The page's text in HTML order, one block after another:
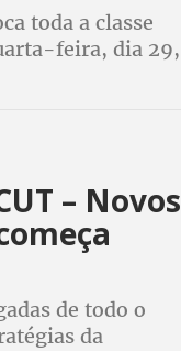
toda a classe
feira, dia 29,
– Novos
de todo o
da